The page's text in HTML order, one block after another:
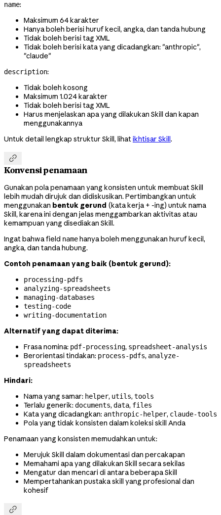
name:
Maksimum 64 karakter
Hanya boleh berisi huruf kecil, angka, dan tanda hubung
Tidak boleh berisi tag XML
Tidak boleh berisi kata yang dicadangkan: "anthropic",
"claude"
description:
Tidak boleh kosong
Maksimum 1.024 karakter
Tidak boleh berisi tag XML
Harus menjelaskan apa yang dilakukan Skill dan kapan
menggunakannya
Untuk detail lengkap struktur Skill, lihatikhtisar Skill .

Konvensi penamaan
Gunakan pola penamaan yang konsisten untuk membuat Skill
lebih mudah dirujuk dan didiskusikan. Pertimbangkan untuk
menggunakan bentuk gerund (kata kerja + -ing) untuk nama
Skill, karena ini dengan jelas menggambarkan aktivitas atau
kemampuan yang disediakan Skill.
Ingat bahwa field namehanya boleh menggunakan huruf kecil,
angka, dan tanda hubung.
Contoh penamaan yang baik (bentuk gerund):
processing-pdfs
analyzing-spreadsheets
managing-databases
testing-code
writing-documentation
Alternatif yang dapat diterima:
Frasa nomina: pdf-processing, spreadsheet-analysis
Berorientasi tindakan: process-pdfs, analyze-
spreadsheets
Hindari:
Nama yang samar: helper, utils, tools
Terlalu generik: documents, data, files
Kata yang dicadangkan: anthropic-helper, claude-tools
Pola yang tidak konsisten dalam koleksi skill Anda
Penamaan yang konsisten memudahkan untuk:
Merujuk Skill dalam dokumentasi dan percakapan
Memahami apa yang dilakukan Skill secara sekilas
Mengatur dan mencari di antara beberapa Skill
Mempertahankan pustaka skill yang profesional dan
kohesif
